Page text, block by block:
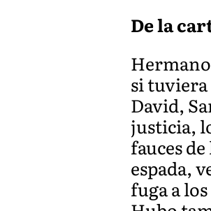
De la
si tuviera
David,
justicia,
fauces
espada,
fuga a